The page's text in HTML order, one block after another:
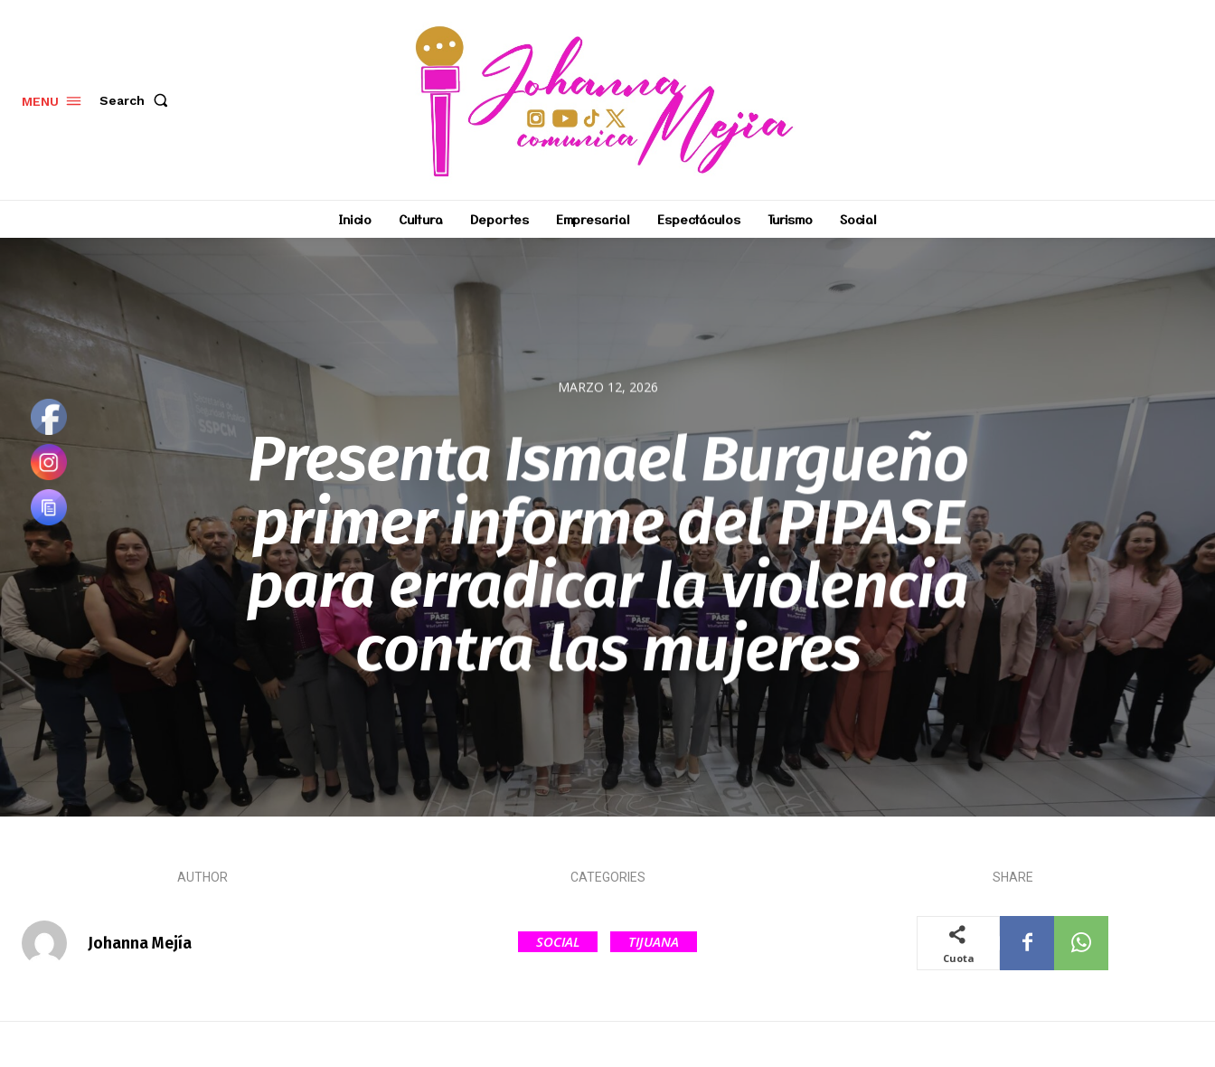
MENU Search
Inicio Cultura Deportes Empresarial Espectáculos Turismo Social
MARZO 12, 2026
Presenta Ismael Burgueño
primer informe del PIPASE
para erradicar la violencia
contra las mujeres
AUTHOR
Johanna Mejía
CATEGORIES
SOCIAL TIJUANA
SHARE
Cuota